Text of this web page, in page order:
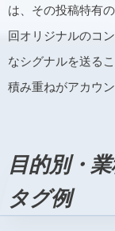
は、その投稿特有
回オリジナルのコ
なシグナルを送る
積み重ねがアカウ
目的別・
タグ例